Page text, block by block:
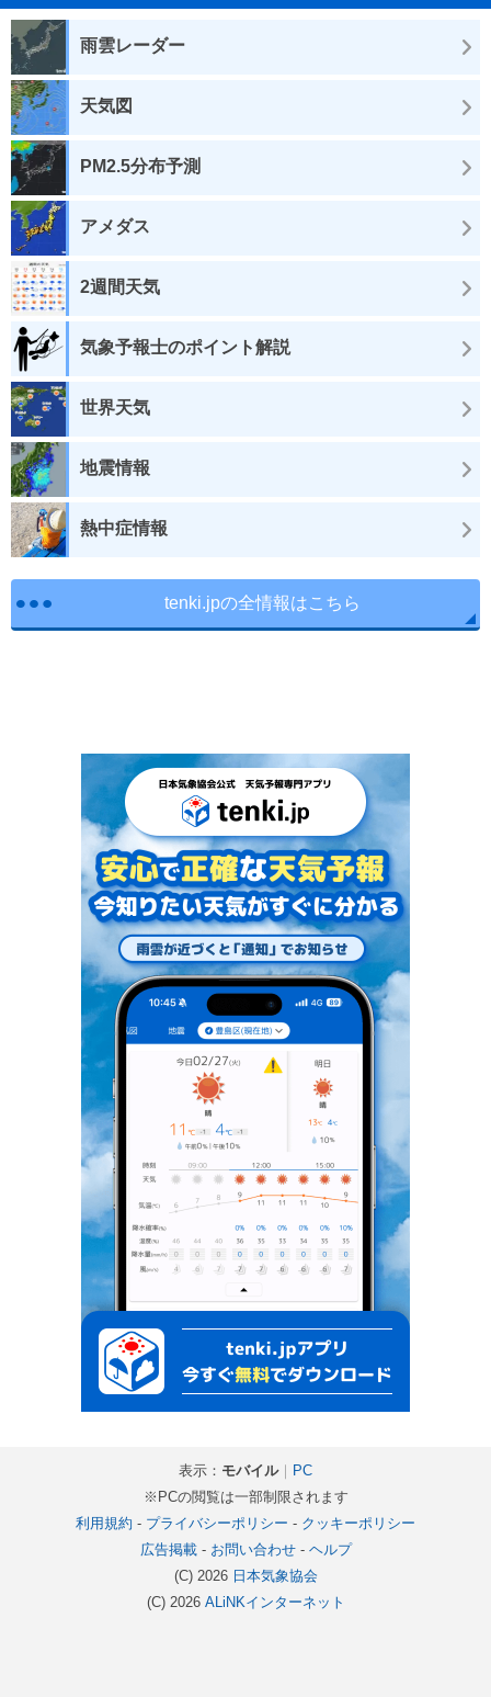
雨雲レーダー
天気図
PM2.5分布予測
アメダス
2週間天気
気象予報士のポイント解説
世界天気
地震情報
熱中症情報
tenki.jpの全情報はこちら
表示： モバイル｜
PC
※PCの閲覧は一部制限されます
利用規約 - プライバシーポリシー - クッキーポリシー
広告掲載- お問い合わせ- ヘルプ
(C) 2026 日本気象協会
(C) 2026 ALiNKインターネット